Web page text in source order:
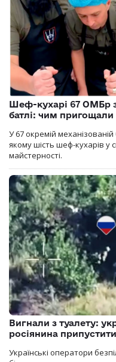
Шеф-кухарі 67 ОМБр
батлі: чим пригощали
У 67 окремій
якому шість шеф-кухарів у
майстерності.
Вигнали з туалету:
росіянина
Українські оператори